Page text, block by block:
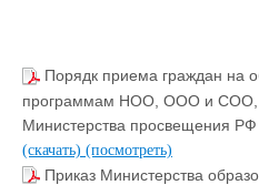
Порядк приема граждан на
программам НОО, ООО и СОО,
Министерства просвещения
(скачать) (посмотреть)
Приказ Министерства